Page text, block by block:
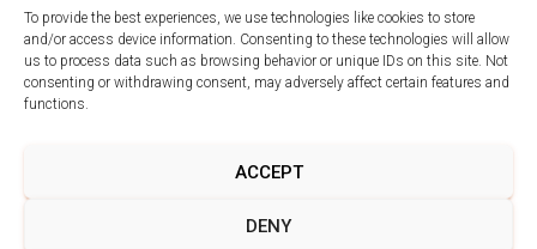
To provide the best experiences, we use technologies like cookies to store
and/or access device information. Consenting to these technologies will allow
us to process data such as browsing behavior or unique IDs on this site. Not
consenting or withdrawing consent, may adversely affect certain features and
functions.
ACCEPT
DENY
salves de colis Ulule, les mails à envoyer, les nouvelles
commandes Lire la suite